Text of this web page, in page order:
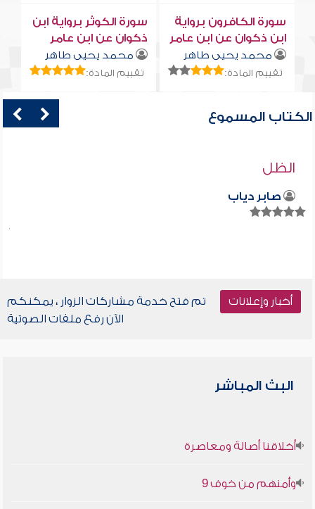
سورة الكافرون برواية
ابن ذكوان عن ابن عامر
محمد يحيى طاهر
تقييم المادة:
سورة الكوثر برواية ابن
ذكوان عن ابن عامر
محمد يحيى طاهر
تقييم المادة:
الكتاب المسموع
الظل
صابر دياب
أخبار وإعلانات
تم فتح خدمة مشاركات الزوار ، يمكنكم
الآن رفع ملفات الصوتية
البث المباشر
أخلاقنا أصالة ومعاصرة
وأمنهم من خوف 9